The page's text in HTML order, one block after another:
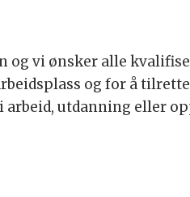
vi ønsker alle
og for å
utdanning eller